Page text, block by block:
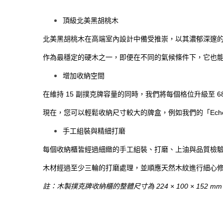
頂級北美黑胡桃木
北美黑胡桃木在高端室內設計中備受推崇，以其濃郁深邃
作為最穩定的硬木之一，即便在不同的氣候條件下，它也
增加收納空間
在維持 15 副撲克牌容量的同時，我們將每個格位升級至
現在，您可以輕鬆收納尺寸較大的牌盒，例如我們的「
手工組裝與精細打磨
每個收納櫃皆經過細緻的手工組裝、打磨、上油與品質檢
木材經過至少三輪的打磨處理，並順應天然木紋進行細心
註：木製撲克牌收納櫃的整體尺寸為 224 × 100 × 152